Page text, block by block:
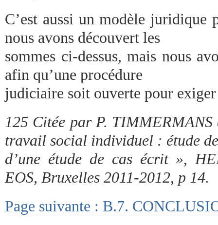
C’est aussi un modèle juridique
nous avons découvert les
sommes ci-dessus, mais nous
afin qu’une procédure
judiciaire soit ouverte pour
125 Citée par P.
travail social individuel : étude
d’une étude de cas écrit »,
EOS, Bruxelles 2011-2012, p 14.
Page suivante : B.7.